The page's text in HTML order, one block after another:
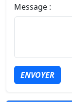
Message :
ENVOYER